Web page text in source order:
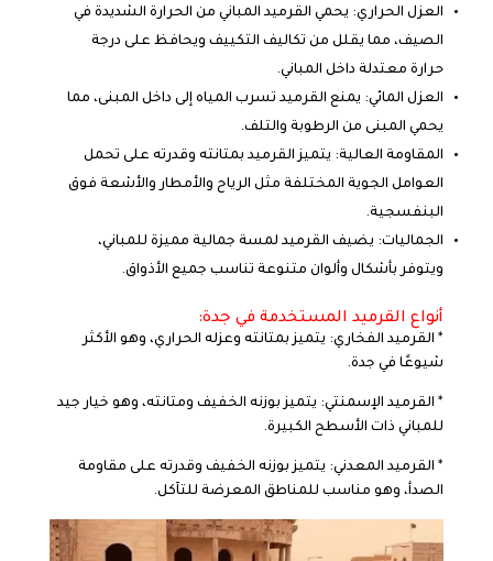
العزل الحراري: يحمي القرميد المباني من الحرارة الشديدة في
الصيف، مما يقلل من تكاليف التكييف ويحافظ على درجة
حرارة معتدلة داخل المباني.
العزل المائي: يمنع القرميد تسرب المياه إلى داخل المبنى، مما
يحمي المبنى من الرطوبة والتلف.
المقاومة العالية: يتميز القرميد بمتانته وقدرته على تحمل
العوامل الجوية المختلفة مثل الرياح والأمطار والأشعة فوق
البنفسجية.
الجماليات: يضيف القرميد لمسة جمالية مميزة للمباني،
ويتوفر بأشكال وألوان متنوعة تناسب جميع الأذواق.
أنواع القرميد المستخدمة في جدة:
* القرميد الفخاري: يتميز بمتانته وعزله الحراري، وهو الأكثر
شيوعًا في جدة.
* القرميد الإسمنتي: يتميز بوزنه الخفيف ومتانته، وهو خيار جيد
للمباني ذات الأسطح الكبيرة.
* القرميد المعدني: يتميز بوزنه الخفيف وقدرته على مقاومة
الصدأ، وهو مناسب للمناطق المعرضة للتآكل.